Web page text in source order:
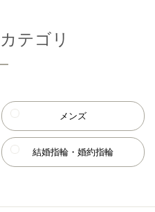
テゴリ
メンズ
結婚指輪・婚約指輪